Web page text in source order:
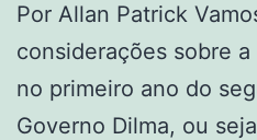
Por Allan Patrick
considerações sobre
no primeiro ano do
Governo Dilma, ou